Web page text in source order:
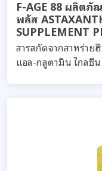
F-AGE 88 ผลิตภั
พลัส
SUPPLEMENT
สารสกัดจากสาหร่าย
แอล-กลูตามีน ไกลซี